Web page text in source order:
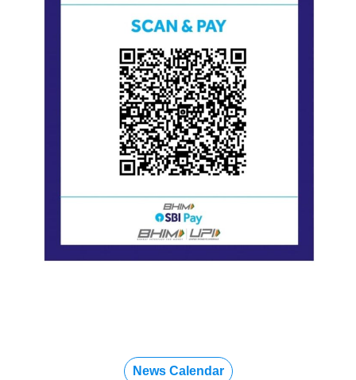
News Calendar